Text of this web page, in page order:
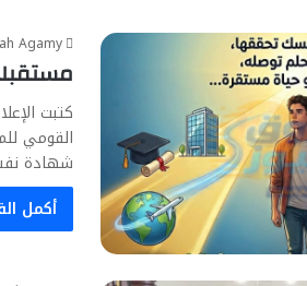
Agamy
كتبت
القومي
شهادة
أكمل